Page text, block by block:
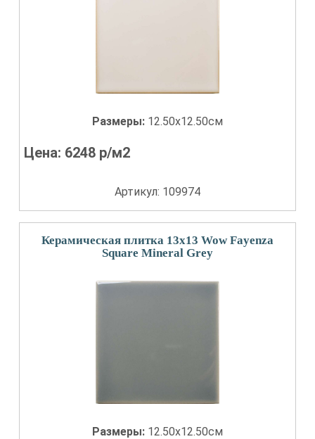
Размеры: 12.50x12.50см
Цена: 6248 р/м2
Артикул: 109974
Керамическая плитка 13x13 Wow Fayenza
Square Mineral Grey
Размеры: 12.50x12.50см